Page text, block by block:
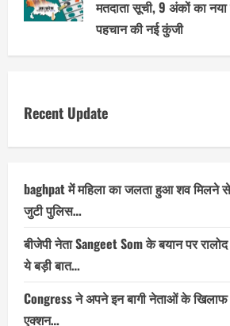
मतदाता सूची, 9 अंकों का नया
पहचान की नई कुंजी
Recent Update
baghpat में महिला का जलता हुआ शव मिलने
जुटी पुलिस…
बीजेपी नेता Sangeet Som के बयान पर
ये बड़ी बात…
Congress ने अपने इन बागी नेताओं के
एक्शन…